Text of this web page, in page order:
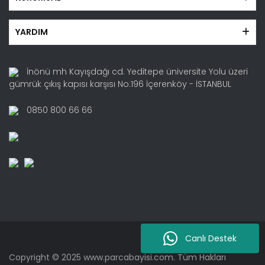
YARDIM
İnönü mh Kayışdağı cd. Yeditepe üniversite Yolu üzeri
gümrük çıkış kapısı karşısı No:196 İçerenköy - İSTANBUL
0850 800 66 66
Copyright © 2025 www.parcabayisi.com. Tüm Hakları
Canlı Destek